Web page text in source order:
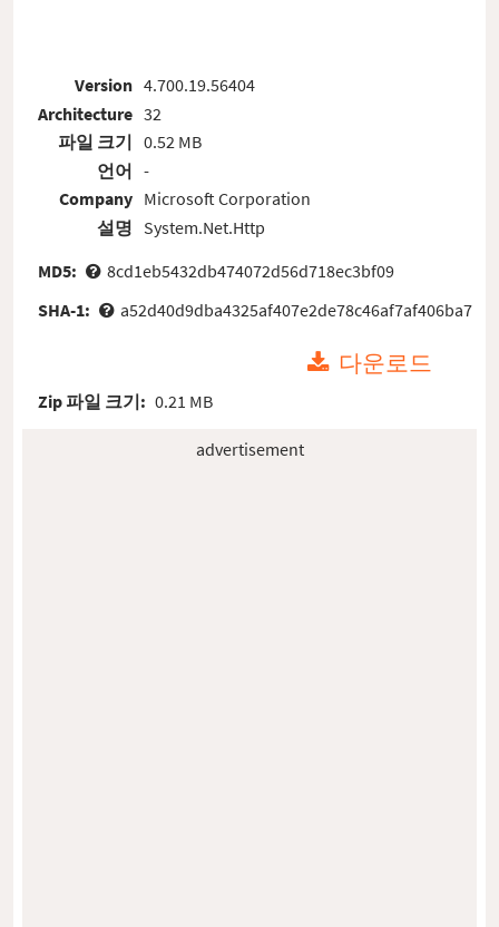
Version
Architecture
파일 크기
언어
Company
설명
4.700.19.56404
32
0.52 MB
-
Microsoft Corporation
System.Net.Http
MD5:
8cd1eb5432db474072d56d718ec3bf09
SHA-1:
a52d40d9dba4325af407e2de78c46af7af406ba7
다운로드
Zip 파일 크기: 0.21 MB
advertisement